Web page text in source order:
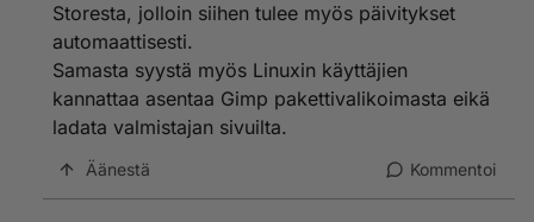
Storesta, jolloin siihen tulee myös päivitykset
automaattisesti.
Samasta syystä myös Linuxin käyttäjien
kannattaa asentaa Gimp pakettivalikoimasta eikä
ladata valmistajan sivuilta.
Äänestä Kommentoi